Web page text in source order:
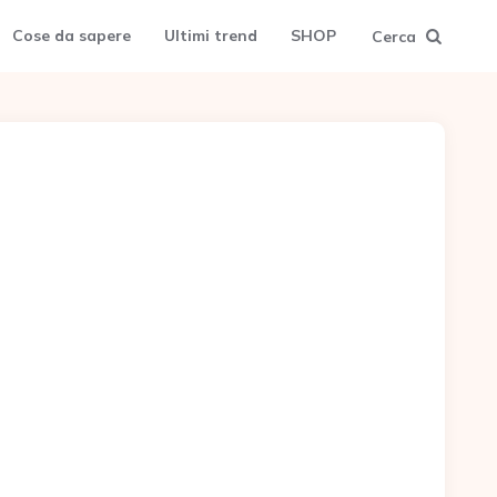
Cose da sapere Ultimi trend SHOP Cerca